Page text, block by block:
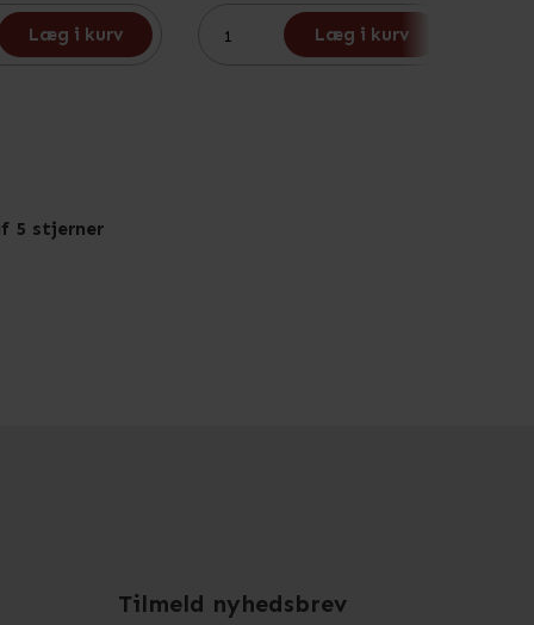
Læg i kurv Læg i kurv
5 stjerner
Tilmeld nyhedsbrev